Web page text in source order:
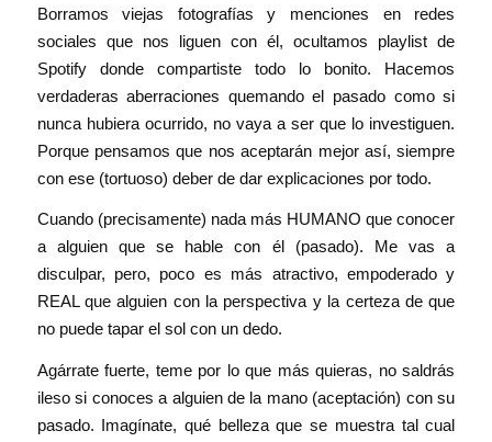
Borramos viejas fotografías y menciones en redes
sociales que nos liguen con él, ocultamos playlist de
Spotify donde compartiste todo lo bonito. Hacemos
verdaderas aberraciones quemando el pasado como si
nunca hubiera ocurrido, no vaya a ser que lo investiguen.
Porque pensamos que nos aceptarán mejor así, siempre
con ese (tortuoso) deber de dar explicaciones por todo.
Cuando (precisamente) nada más HUMANO que conocer
a alguien que se hable con él (pasado). Me vas a
disculpar, pero, poco es más atractivo, empoderado y
REAL que alguien con la perspectiva y la certeza de que
no puede tapar el sol con un dedo.
Agárrate fuerte, teme por lo que más quieras, no saldrás
ileso si conoces a alguien de la mano (aceptación) con su
pasado. Imagínate, qué belleza que se muestra tal cual